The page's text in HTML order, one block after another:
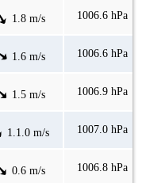
1.8 m/s 1006.6 hPa
1.6 m/s 1006.6 hPa
1.5 m/s 1006.9 hPa
1.1.0 m/s 1007.0 hPa
0.6 m/s 1006.8 hPa